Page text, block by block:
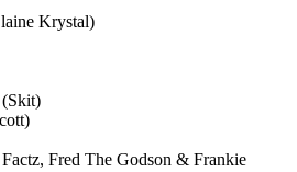
Krystal)
Fred The Godson & Frankie